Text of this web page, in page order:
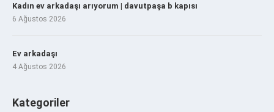
Kadın ev arkadaşı arıyorum | davutpaşa b kapısı
6 Ağustos 2026
Ev arkadaşı
4 Ağustos 2026
Kategoriler